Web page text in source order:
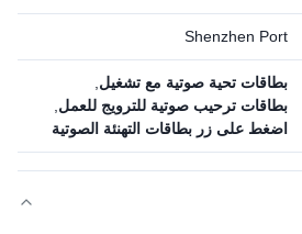
Shenzhen Port
بطاقات تحية صوتية مع تشغيل
بطاقات ترحيب صوتية للترويج للعمل
اضغط على زر بطاقات التهنئة الصوتية